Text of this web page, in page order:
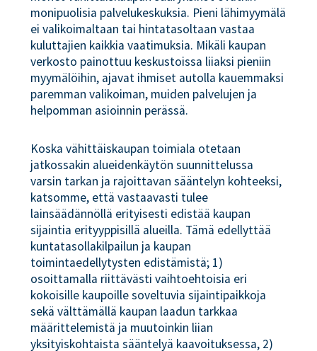
monipuolisia palvelukeskuksia. Pieni lähimyymälä
ei valikoimaltaan tai hintatasoltaan vastaa
kuluttajien kaikkia vaatimuksia. Mikäli kaupan
verkosto painottuu keskustoissa liiaksi pieniin
myymälöihin, ajavat ihmiset autolla kauemmaksi
paremman valikoiman, muiden palvelujen ja
helpomman asioinnin perässä.
Koska vähittäiskaupan toimiala otetaan
jatkossakin alueidenkäytön suunnittelussa
varsin tarkan ja rajoittavan sääntelyn kohteeksi,
katsomme, että vastaavasti tulee
lainsäädännöllä erityisesti edistää kaupan
sijaintia erityyppisillä alueilla. Tämä edellyttää
kuntatasollakilpailun ja kaupan
toimintaedellytysten edistämistä; 1)
osoittamalla riittävästi vaihtoehtoisia eri
kokoisille kaupoille soveltuvia sijaintipaikkoja
sekä välttämällä kaupan laadun tarkkaa
määrittelemistä ja muutoinkin liian
yksityiskohtaista sääntelyä kaavoituksessa, 2)